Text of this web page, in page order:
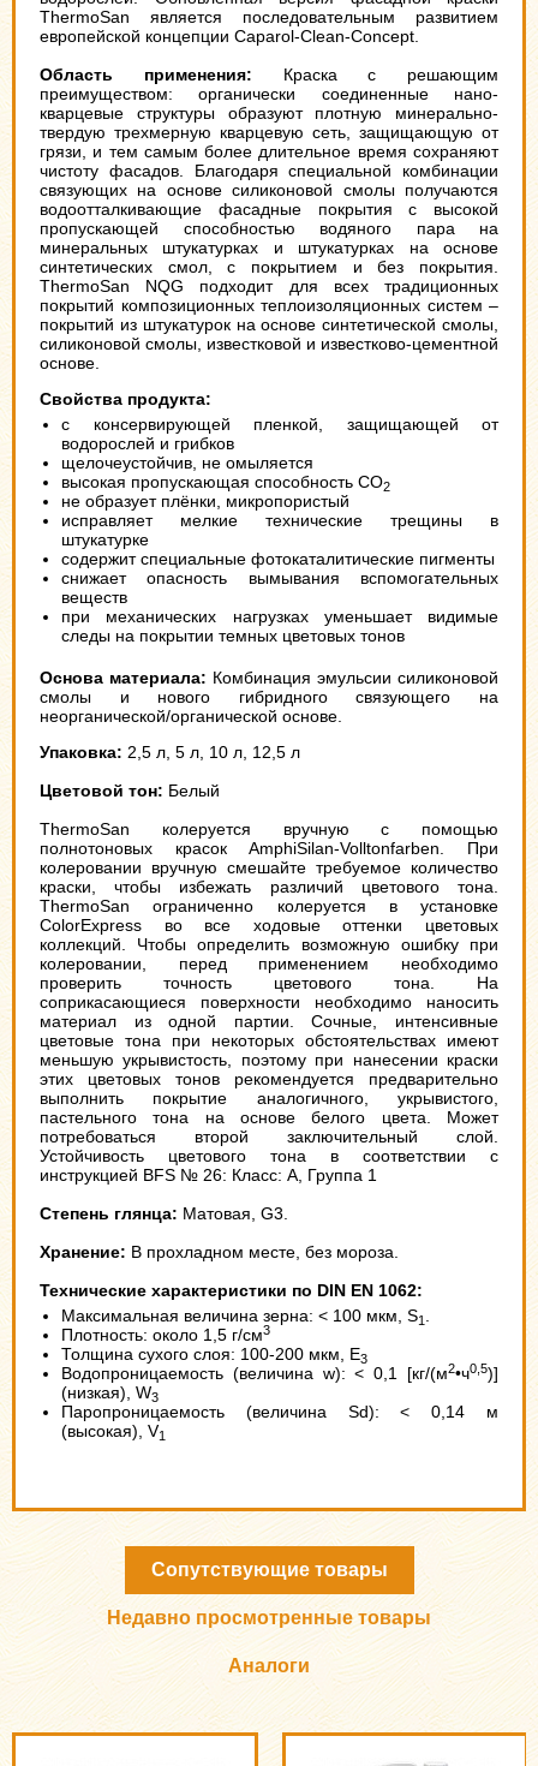
ThermoSan является последовательным развитием
европейской концепции Caparol-Clean-Concept.
Область применения: Краска с решающим
преимуществом: органически соединенные нано-
кварцевые структуры образуют плотную минерально-
твердую трехмерную кварцевую сеть, защищающую от
грязи, и тем самым более длительное время сохраняют
чистоту фасадов. Благодаря специальной комбинации
связующих на основе силиконовой смолы получаются
водоотталкивающие фасадные покрытия с высокой
пропускающей способностью водяного пара на
минеральных штукатурках и штукатурках на основе
синтетических смол, с покрытием и без покрытия.
ThermoSan NQG подходит для всех традиционных
покрытий композиционных теплоизоляционных систем –
покрытий из штукатурок на основе синтетической смолы,
силиконовой смолы, известковой и известково-цементной
основе.
Свойства продукта:
с консервирующей пленкой, защищающей от
водорослей и грибков
щелочеустойчив, не омыляется
высокая пропускающая способность СО2
не образует плёнки, микропористый
исправляет мелкие технические трещины в
штукатурке
содержит специальные фотокаталитические пигменты
снижает опасность вымывания вспомогательных
веществ
при механических нагрузках уменьшает видимые
следы на покрытии темных цветовых тонов
Основа материала: Комбинация эмульсии силиконовой
смолы и нового гибридного связующего на
неорганической/органической основе.
Упаковка: 2,5 л, 5 л, 10 л, 12,5 л
Цветовой тон: Белый
ThermoSan колеруется вручную с помощью
полнотоновых красок AmphiSilan-Volltonfarben. При
колеровании вручную смешайте требуемое количество
краски, чтобы избежать различий цветового тона.
ThermoSan ограниченно колеруется в установке
ColorExpress во все ходовые оттенки цветовых
коллекций. Чтобы определить возможную ошибку при
колеровании, перед применением необходимо
проверить точность цветового тона. На
соприкасающиеся поверхности необходимо наносить
материал из одной партии. Сочные, интенсивные
цветовые тона при некоторых обстоятельствах имеют
меньшую укрывистость, поэтому при нанесении краски
этих цветовых тонов рекомендуется предварительно
выполнить покрытие аналогичного, укрывистого,
пастельного тона на основе белого цвета. Может
потребоваться второй заключительный слой.
Устойчивость цветового тона в соответствии с
инструкцией BFS № 26: Класс: А, Группа 1
Степень глянца: Матовая, G3.
Хранение: В прохладном месте, без мороза.
Технические характеристики по DIN EN 1062:
Максимальная величина зерна: < 100 мкм, S1 .
Плотность: около 1,5 г/см3
Толщина сухого слоя: 100-200 мкм, Е3
Водопроницаемость (величина w): < 0,1 [кг/(м2•ч0,5)]
(низкая), W3
Паропроницаемость (величина Sd): < 0,14 м
(высокая), V1
Сопутствующие товары
Недавно просмотренные товары
Аналоги